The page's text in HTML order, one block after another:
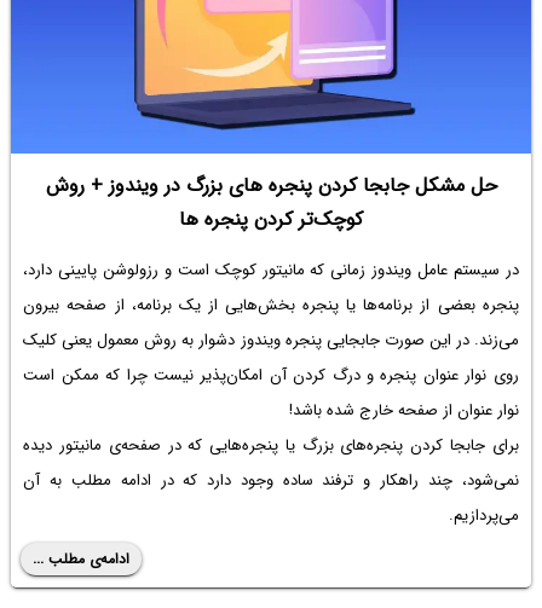
حل مشکل جابجا کردن پنجره های بزرگ در ویندوز + روش
کوچک‌تر کردن پنجره ها
در سیستم عامل ویندوز زمانی که مانیتور کوچک است و رزولوشن پایینی دارد،
پنجره بعضی از برنامه‌ها یا پنجره بخش‌هایی از یک برنامه، از صفحه بیرون
می‌زند. در این صورت جابجایی پنجره ویندوز دشوار به روش معمول یعنی کلیک
روی نوار عنوان پنجره و درگ کردن آن امکان‌پذیر نیست چرا که ممکن است
نوار عنوان از صفحه خارج شده باشد!
برای جابجا کردن پنجره‌های بزرگ یا پنجره‌هایی که در صفحه‌ی مانیتور دیده
نمی‌شود، چند راهکار و ترفند ساده وجود دارد که در ادامه مطلب به آن
می‌پردازیم.
ادامه‌ی مطلب ...